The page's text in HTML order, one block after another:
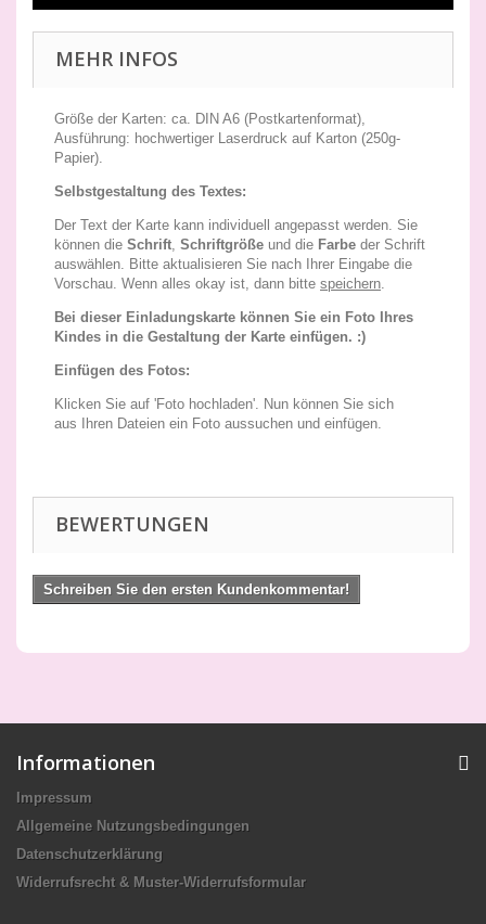
MEHR INFOS
Größe der Karten: ca. DIN A6 (Postkartenformat),
Ausführung: hochwertiger Laserdruck auf Karton (250g-
Papier).
Selbstgestaltung des Textes:
Der Text der Karte kann individuell angepasst werden. Sie
können die Schrift, Schriftgröße und die Farbe der Schrift
auswählen. Bitte aktualisieren Sie nach Ihrer Eingabe die
Vorschau. Wenn alles okay ist, dann bitte speichern.
Bei dieser Einladungskarte können Sie ein Foto Ihres
Kindes in die Gestaltung der Karte einfügen. :)
Einfügen des Fotos:
Klicken Sie auf 'Foto hochladen'. Nun können Sie sich
aus Ihren Dateien ein Foto aussuchen und einfügen.
BEWERTUNGEN
Schreiben Sie den ersten Kundenkommentar!
Informationen
Impressum
Allgemeine Nutzungsbedingungen
Datenschutzerklärung
Widerrufsrecht & Muster-Widerrufsformular